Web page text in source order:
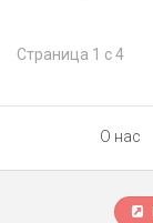
Страница 1 с 4
О нас